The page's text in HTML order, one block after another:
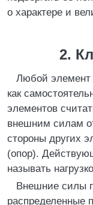
о характере и
2.
Любой элемент
как
элементов
внешним силам
стороны других
(опор).
называть
Внешние силы
распределенные